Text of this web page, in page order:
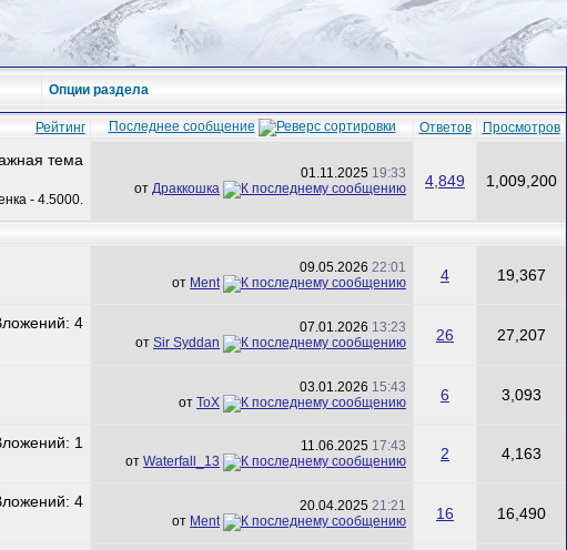
Опции раздела
Рейтинг Последнее сообщение Ответов Просмотров
01.11.2025 19:33
от Драккошка 4,849 1,009,200
09.05.2026 22:01
от Ment 4 19,367
07.01.2026 13:23
от Sir Syddan 26 27,207
03.01.2026 15:43
от ToX 6 3,093
11.06.2025 17:43
от Waterfall_13 2 4,163
20.04.2025 21:21
от Ment 16 16,490